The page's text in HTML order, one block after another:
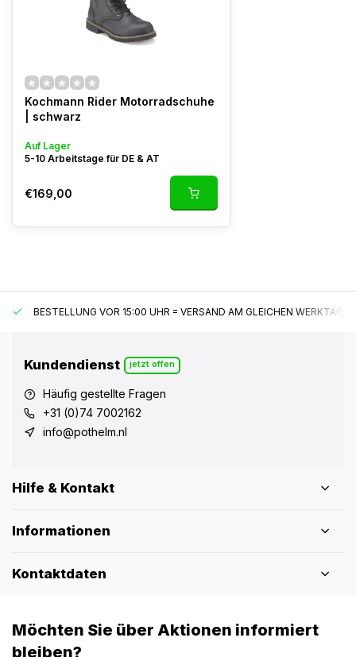
Kochmann Rider Motorradschuhe
| schwarz
Auf Lager
5-10 Arbeitstage für DE & AT
€169,00
BESTELLUNG VOR 15:00 UHR = VERSAND AM GLEICHEN WERKTAG*
Kundendienst jetzt offen
Häufig gestellte Fragen
+31 (0)74 7002162
info@pothelm.nl
Hilfe & Kontakt
Informationen
Kontaktdaten
Möchten Sie über Aktionen informiert
bleiben?